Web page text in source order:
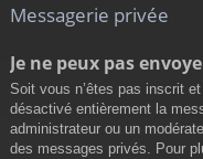
Messagerie privée
Je ne peux pas
Soit vous n’êtes pas inscrit
désactivé entièrement la
administrateur ou un
des messages privés. Pour